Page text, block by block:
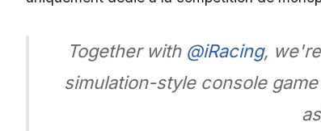
Together with @iRacing,
simulation-style console